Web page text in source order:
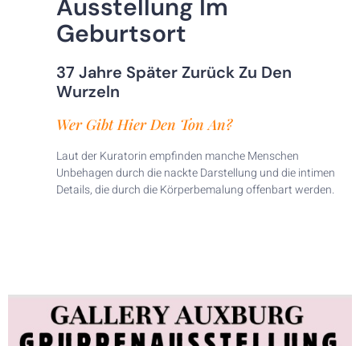
Ausstellung Im
Geburtsort
37 Jahre Später Zurück Zu Den
Wurzeln
Wer Gibt Hier Den Ton An?
Laut der Kuratorin empfinden manche Menschen
Unbehagen durch die nackte Darstellung und die intimen
Details, die durch die Körperbemalung offenbart werden.